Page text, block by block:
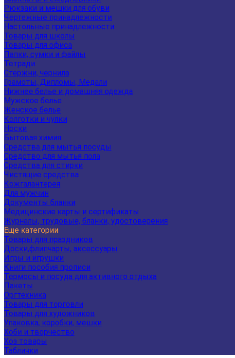
Рюкзаки и мешки для обуви
Чертежные принадлежности
Настольные принадлежности
Товары для школы
Товары для офиса
Папки, сумки и файлы
Тетради
Стержни, чернила
Грамоты, Дипломы, Медали
Нижнее белье и домашняя одежда
Мужское белье
Женское белье
Колготки и чулки
Носки
Бытовая химия
Средства для мытья посуды
Средство для мытья пола
Средства для стирки
Чистящие средства
Кожгалантерея
Для мужчин
Документы бланки
Медицинские карты и сертификаты
Журналы, трудовые, бланки, удостоверения
Еще категории
Товары для праздников
Доски,флипчарты, аксессуары
Игры и игрушки
Книги пособия прописи
Термосы и посуда для активного отдыха
Пакеты
Оргтехника
Товары для торговли
Товары для художников
Упаковка, коробки, мешки
Хоби и творчество
Хоз товары
Таблички